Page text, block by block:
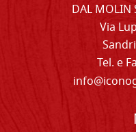
DAL MOLIN
Via
Tel. e